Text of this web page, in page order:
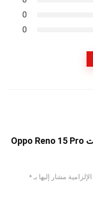
0
0
كن أول من يراجع “سعر و مواصفات Oppo Reno 15 Pro
مشار إليها بـ*